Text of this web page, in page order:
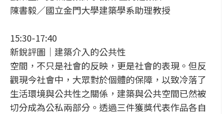
陳書毅／國立金門大學建築學系助理教授
15:30-17:40
新銳評圖│建築介入的公共性
空間，不只是社會的反映，更是社會的表現。但反
觀現今社會中，大眾對於個體的保障，以致冷落了
生活環境與公共性之關係，建築與公共空間已然被
切分成為公私兩部分。透過三件獲獎代表作品各自